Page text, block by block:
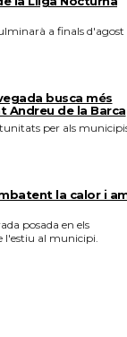
a finals d'agost
busca més
Andreu de la Barca
per als
la calor i
posada en els
l'estiu al municipi.